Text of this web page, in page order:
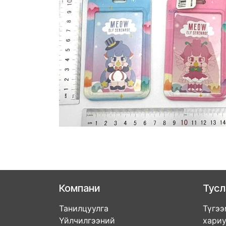
Компани
Танилцуулга
Үйлчилгээний